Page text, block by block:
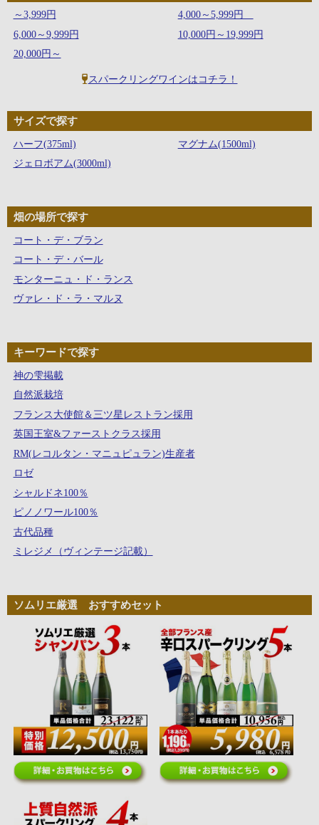
～3,999円
4,000～5,999円
6,000～9,999円
10,000円～19,999円
20,000円～
スパークリングワインはコチラ！
サイズで探す
ハーフ(375ml)
マグナム(1500ml)
ジェロボアム(3000ml)
畑の場所で探す
コート・デ・ブラン
コート・デ・バール
モンターニュ・ド・ランス
ヴァレ・ド・ラ・マルヌ
キーワードで探す
神の雫掲載
自然派栽培
フランス大使館＆三ツ星レストラン採用
英国王室&ファーストクラス採用
RM(レコルタン・マニュピュラン)生産者
ロゼ
シャルドネ100％
ピノノワール100％
古代品種
ミレジメ（ヴィンテージ記載）
ソムリエ厳選 おすすめセット